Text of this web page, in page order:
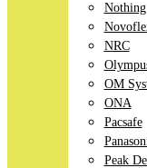
Nothing
NRC
OM
ONA
Pacsafe
Peak